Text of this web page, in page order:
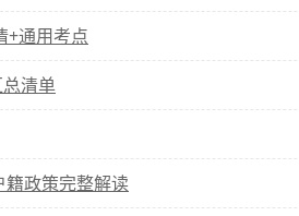
+通用考点
清单
政策完整解读